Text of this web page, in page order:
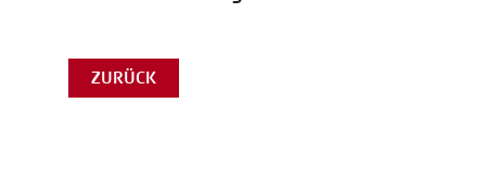
ZURÜCK